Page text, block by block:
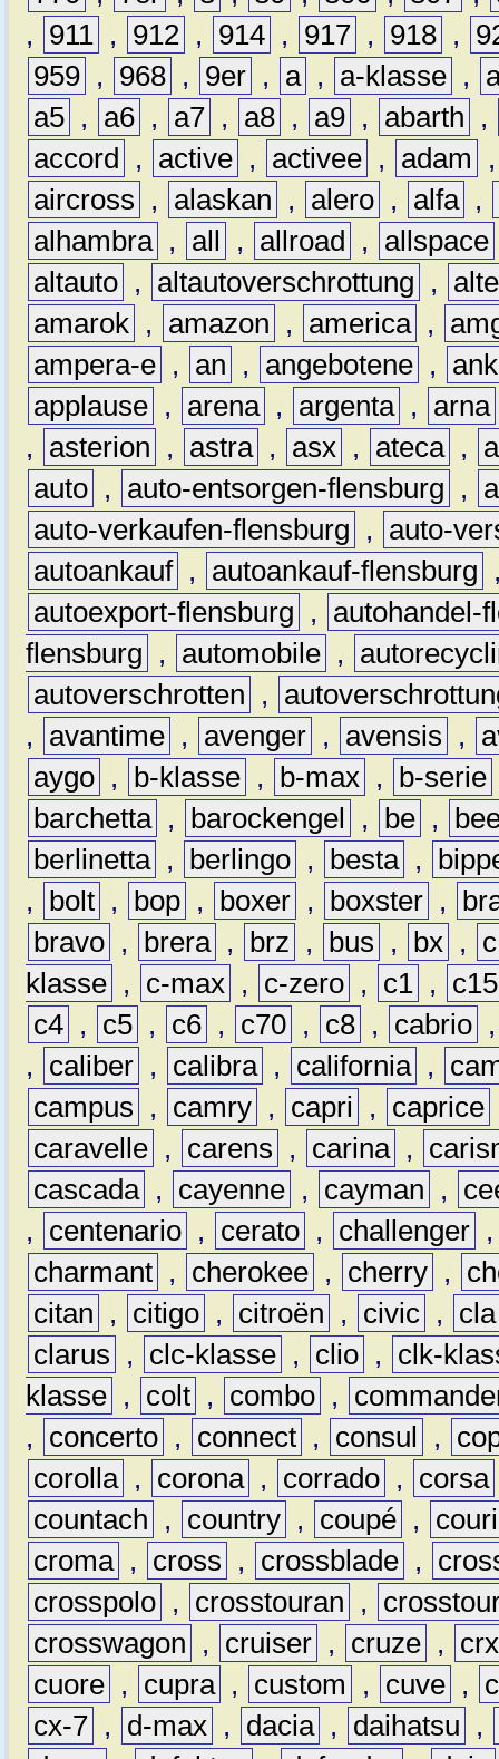
,
911 , 912 , 914 , 917 , 918 ,
959 , 968 , 9er , a , a-klasse ,
a5 , a6 , a7 , a8 , a9 , abarth
,
accord
, active , activee , adam
aircross
, alaskan , alero , alfa ,
alhambra , all , allroad , allspace
altauto , altautoverschrottung ,
amarok , amazon , america ,
ampera-e , an , angebotene ,
applause , arena , argenta , arna
,
asterion , astra , asx , ateca ,
auto , auto-entsorgen-flensburg ,
auto-verkaufen-flensburg
,
auto-
autoankauf , autoankauf-flensburg
autoexport-flensburg
,
autohandel-
flensburg
, automobile ,
autoverschrotten
,
,
avantime , avenger , avensis ,
aygo , b-klasse , b-max , b-serie
barchetta , barockengel , be ,
berlinetta , berlingo , besta ,
,
bolt , bop , boxer , boxster ,
bravo , brera , brz , bus , bx ,
c
klasse , c-max , c-zero , c1 ,
c15
c4 , c5 , c6 , c70 , c8 , cabrio
,
caliber , calibra , california ,
campus
, camry , capri , caprice
caravelle , carens , carina ,
cascada , cayenne , cayman ,
,
centenario , cerato , challenger
charmant , cherokee , cherry ,
citan
, citigo , citroën , civic ,
cla
clarus
, clc-klasse , clio ,
clk-
klasse , colt , combo ,
,
concerto , connect , consul ,
corolla , corona , corrado , corsa
countach
, country , coupé ,
croma , cross , crossblade ,
crosspolo , crosstouran ,
crosswagon
, cruiser , cruze ,
crx
cuore , cupra , custom , cuve ,
cx-7 , d-max , dacia , daihatsu
,